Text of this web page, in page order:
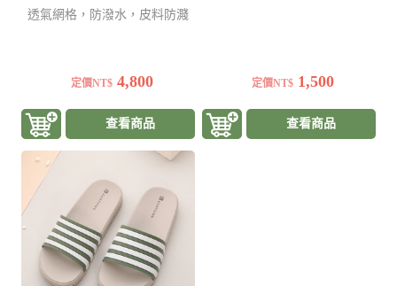
透氣網格，防潑水，皮料防濺
定價NT$ 4,800
查看商品
定價NT$ 1,500
查看商品